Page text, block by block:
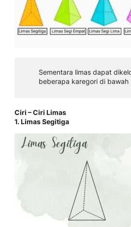
Sementara limas dapat
beberapa karegori di bawah
Ciri – Ciri Limas
1. Limas Segitiga